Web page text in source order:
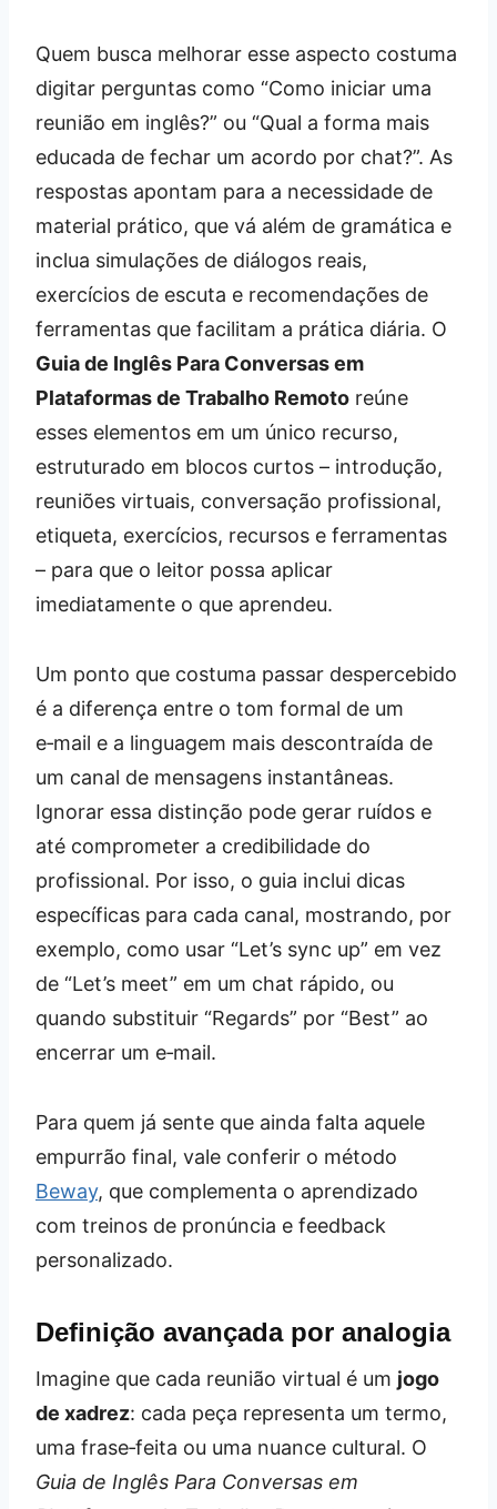
Quem busca melhorar esse aspecto costuma
digitar perguntas como “Como iniciar uma
reunião em inglês?” ou “Qual a forma mais
educada de fechar um acordo por chat?”. As
respostas apontam para a necessidade de
material prático, que vá além de gramática e
inclua simulações de diálogos reais,
exercícios de escuta e recomendações de
ferramentas que facilitam a prática diária. O
Guia de Inglês Para Conversas em
Plataformas de Trabalho Remoto reúne
esses elementos em um único recurso,
estruturado em blocos curtos – introdução,
reuniões virtuais, conversação profissional,
etiqueta, exercícios, recursos e ferramentas
– para que o leitor possa aplicar
imediatamente o que aprendeu.
Um ponto que costuma passar despercebido
é a diferença entre o tom formal de um
e‑mail e a linguagem mais descontraída de
um canal de mensagens instantâneas.
Ignorar essa distinção pode gerar ruídos e
até comprometer a credibilidade do
profissional. Por isso, o guia inclui dicas
específicas para cada canal, mostrando, por
exemplo, como usar “Let’s sync up” em vez
de “Let’s meet” em um chat rápido, ou
quando substituir “Regards” por “Best” ao
encerrar um e‑mail.
Para quem já sente que ainda falta aquele
empurrão final, vale conferir o método
Beway, que complementa o aprendizado
com treinos de pronúncia e feedback
personalizado.
Definição avançada por analogia
Imagine que cada reunião virtual é um jogo
de xadrez: cada peça representa um termo,
uma frase‑feita ou uma nuance cultural. O
Guia de Inglês Para Conversas em